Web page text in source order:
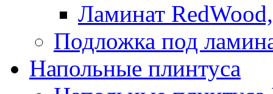
Ламинат
Подложка под
Напольные плинтуса